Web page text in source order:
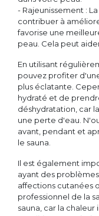
- Rajeunissement :
contribuer à
favorise une
peau. Cela peut
En utilisant
pouvez profiter
plus éclatante.
hydraté et de
déshydratation, car
une perte d'eau.
avant, pendant et
le sauna.
Il est également
ayant des
affections cutanées
professionnel de la
sauna, car la